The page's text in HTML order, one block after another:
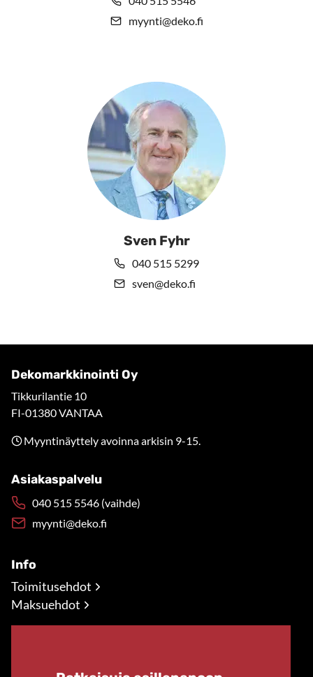
myynti@deko.fi
Sven Fyhr
040 515 5299
sven@deko.fi
Dekomarkkinointi Oy
Tikkurilantie 10
FI-01380 VANTAA
Myyntinäyttely avoinna arkisin 9-15.
Asiakaspalvelu
040 515 5546 (vaihde)
myynti@deko.fi
Info
Toimitusehdot
Maksuehdot